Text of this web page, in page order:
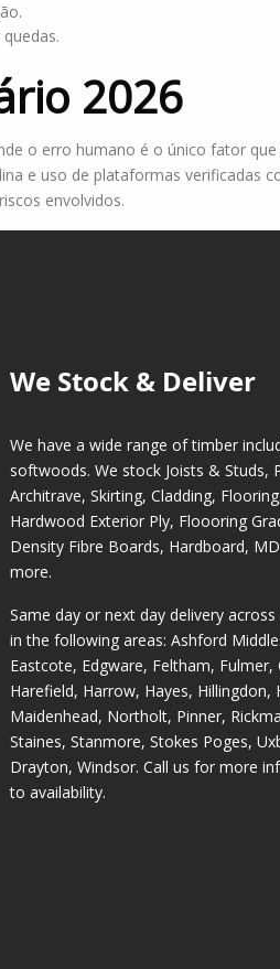
2026
o erro humano é o único fator
e uso de plataformas verificadas
envolvidos.
We Stock & Deliver
We have a wide range of timber
softwoods. We stock Joists & Studs,
Architrave, Skirting, Cladding,
Hardwood Exterior Ply, Floooring
Density Fibre Boards, Hardboard,
more.
Same day or next day delivery across
in the following areas: Ashford
Eastcote, Edgware, Feltham, Fulmer,
Harefield, Harrow, Hayes, Hillingdon,
Maidenhead, Northolt, Pinner,
Staines, Stanmore, Stokes Poges,
Drayton, Windsor. Call us for more
to availability.